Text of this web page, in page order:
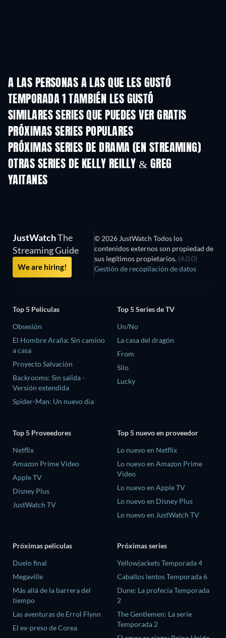
A LAS PERSONAS A LAS QUE LES GUSTÓ
TEMPORADA 1 TAMBIÉN LES GUSTÓ
TV
SIMILARES SERIES QUE PUEDES VER GRATIS
TV
PRÓXIMAS SERIES POPULARES
TV
PRÓXIMAS SERIES DE DRAMA (EN STREAMING)
Temporada 4 Temporada 6
OTRAS SERIES DE KELLY REILLY & GREG
YAITANES
JustWatchThe
Streaming Guide
We are hiring!
© 2026 JustWatch Todos los
contenidos externos son propiedad de
sus legítimos propietarios. (4.0.0)
Gestión de recopilación de datos
Top 5 Películas
Obsesión
El Hombre Araña: Sin camino
a casa
Proyecto Salvación
Backrooms: Sin salida -
Versión extendida
Spider-Man: Un nuevo día
Top 5 Series de TV
Un/No
La casa del dragón
From
Silo
Lucky
Top 5 Proveedores
Netflix
Amazon Prime Video
Apple TV
Disney Plus
JustWatch TV
Top 5 nuevo en proveedor
Lo nuevo en Netflix
Lo nuevo en Amazon Prime
Video
Lo nuevo en Apple TV
Lo nuevo en Disney Plus
Lo nuevo en JustWatch TV
Próximas películas
Duelo final
Megaville
Más allá de la barrera del
tiempo
Las aventuras de Errol Flynn
El ex-preso de Corea
Próximas series
Yellowjackets Temporada 4
Caballos lentos Temporada 6
Dune: La profecía Temporada
2
The Gentlemen: La serie
Temporada 2